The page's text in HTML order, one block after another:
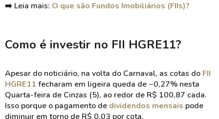
➡️ Leia mais: O que são Fundos Imobiliários (FIIs)?
Como é investir no FII HGRE11?
Apesar do noticiário, na volta do Carnaval, as cotas do FII
HGRE11 fecharam em ligeira queda de −0,27% nesta
Quarta-feira de Cinzas (5), ao redor de R$ 100,87 cada.
Isso porque o pagamento de dividendos mensais pode
diminuir em torno de R$ 0,03 por cota.